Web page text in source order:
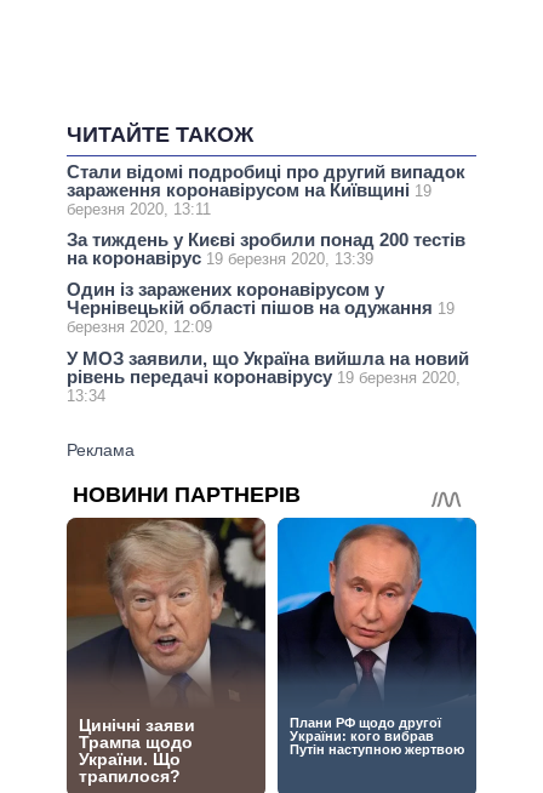
ЧИТАЙТЕ ТАКОЖ
Стали відомі подробиці про другий випадок
зараження коронавірусом на Київщині 19
березня 2020, 13:11
За тиждень у Києві зробили понад 200 тестів
на коронавірус 19 березня 2020, 13:39
Один із заражених коронавірусом у
Чернівецькій області пішов на одужання 19
березня 2020, 12:09
У МОЗ заявили, що Україна вийшла на новий
рівень передачі коронавірусу 19 березня 2020,
13:34